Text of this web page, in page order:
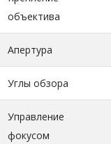
объектива
Апертура
Углы обзора
Управление
фокусом